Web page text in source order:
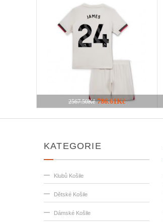
2567.50Kč 786.61Kč
KATEGORIE
Klubů Košile
Dětské Košile
Dámské Košile